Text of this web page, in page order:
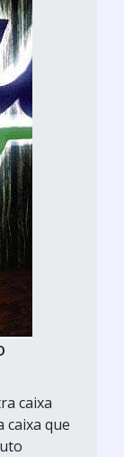
caixa
caixa que